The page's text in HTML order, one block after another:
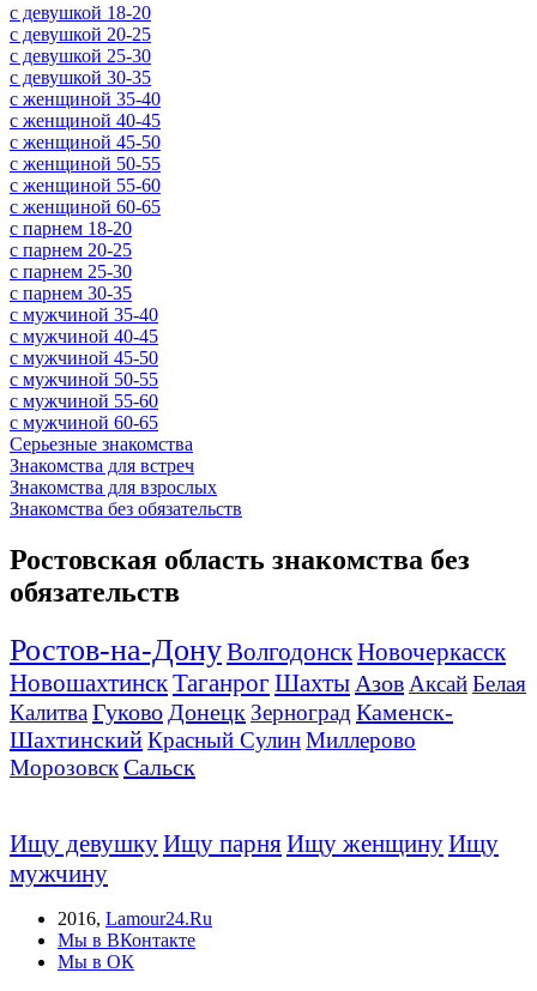
c девушкой 18-20
c девушкой 20-25
c девушкой 25-30
c девушкой 30-35
c женщиной 35-40
c женщиной 40-45
c женщиной 45-50
c женщиной 50-55
c женщиной 55-60
c женщиной 60-65
c парнем 18-20
c парнем 20-25
c парнем 25-30
c парнем 30-35
c мужчиной 35-40
c мужчиной 40-45
c мужчиной 45-50
c мужчиной 50-55
c мужчиной 55-60
c мужчиной 60-65
Серьезные знакомства
Знакомства для встреч
Знакомства для взрослых
Знакомства без обязательств
Ростовская область знакомства без
обязательств
Ростов-на-ДонуВолгодонскНовочеркасск
НовошахтинскТаганрог Шахты Азов АксайБелая
КалитваГуково Донецк Зерноград Каменск-
ШахтинскийКрасный СулинМиллерово
МорозовскСальск
Ищу девушкуИщу парняИщу женщинуИщу
мужчину
2016, Lamour24.Ru
Мы в ВКонтакте
Мы в ОК